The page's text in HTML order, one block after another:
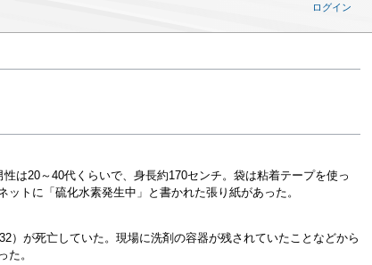
は20～40代くらいで、身長約170センチ。袋は粘着テープを使っ
トに「硫化水素発生中」と書かれた張り紙があった。
）が死亡していた。現場に洗剤の容器が残されていたことなどから
た。
ログイン